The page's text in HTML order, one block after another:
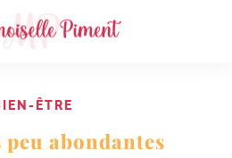
ÊTRE
peu abondantes